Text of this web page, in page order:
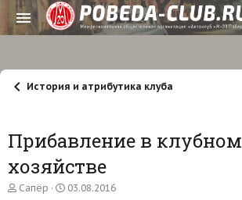
История и атрибутика клуба
Прибавление в клубном
хозяйстве
А
Сапёр
Д
03.08.2016